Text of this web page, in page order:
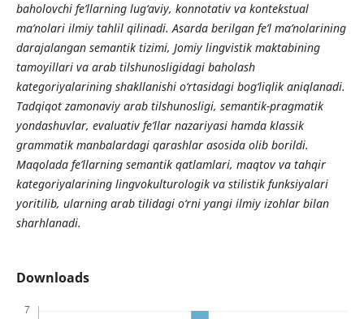
baholovchi fe’llarning lug‘aviy, konnotativ va kontekstual
ma’nolari ilmiy tahlil qilinadi. Asarda berilgan fe’l ma’nolarining
darajalangan semantik tizimi, Jomiy lingvistik maktabining
tamoyillari va arab tilshunosligidagi baholash
kategoriyalarining shakllanishi o‘rtasidagi bog‘liqlik aniqlanadi.
Tadqiqot zamonaviy arab tilshunosligi, semantik-pragmatik
yondashuvlar, evaluativ fe’llar nazariyasi hamda klassik
grammatik manbalardagi qarashlar asosida olib borildi.
Maqolada fe’llarning semantik qatlamlari, maqtov va tahqir
kategoriyalarining lingvokulturologik va stilistik funksiyalari
yoritilib, ularning arab tilidagi o‘rni yangi ilmiy izohlar bilan
sharhlanadi.
Downloads